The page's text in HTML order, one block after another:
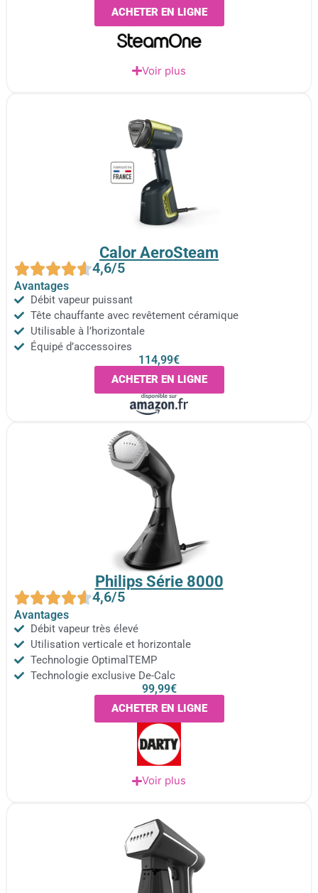
ACHETER EN LIGNE
Voir plus
Calor AeroSteam
4,6/5
Avantages
Débit vapeur puissant
Tête chauffante avec revêtement céramique
Utilisable à l’horizontale
Équipé d’accessoires
114,99€
ACHETER EN LIGNE
Philips Série 8000
4,6/5
Avantages
Débit vapeur très élevé
Utilisation verticale et horizontale
Technologie OptimalTEMP
Technologie exclusive De-Calc
99,99€
ACHETER EN LIGNE
Voir plus